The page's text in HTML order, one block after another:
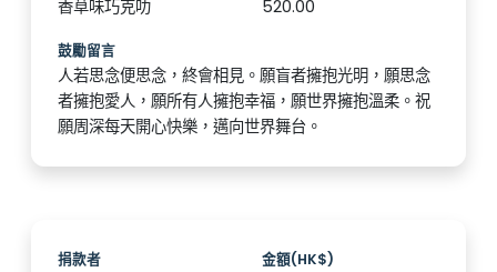
香草味巧克叻 520.00
鼓勵留言
人若思念便思念，終會相見。願盲者擁抱光明，願思念
者擁抱愛人，願所有人擁抱幸福，願世界擁抱溫柔。祝
願周深每天開心快樂，邁向世界舞台。
捐款者 金額(HK$)